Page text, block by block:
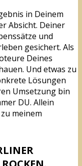
in Deinem
Absicht. Deiner
und
gesichert. Als
Deines
Und etwas zu
Lösungen
Umsetzung bin
DU. Allein
meinem